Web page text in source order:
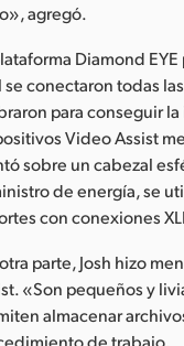
agregó.
Diamond
se conectaron todas
para conseguir
Video Assist
sobre un cabezal
de energía, se
con conexiones
parte, Josh hizo
«Son pequeños y
almacenar
de trabajo.